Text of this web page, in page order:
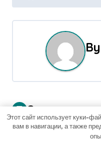
г
и
я
п
Связанные
Этот сайт использует куки-
вам в навигации, а также